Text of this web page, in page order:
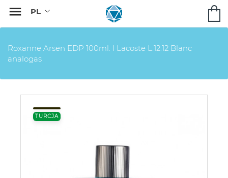

Roxanne Arsen EDP 100ml. I Lacoste L.12.12 Blanc
analogas
TURCJA